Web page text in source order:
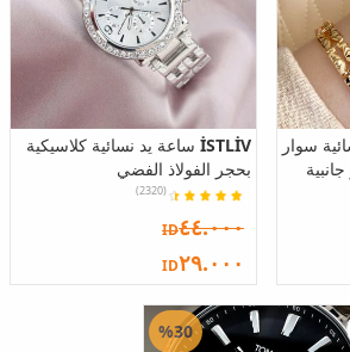
سوار
İSTLİV ساعة يد نسائية كلاسيكية
بحجر الفولاذ الفضي
(2320)
ID٤٤.٠٠٠
ID٢٩.٠٠٠
%30